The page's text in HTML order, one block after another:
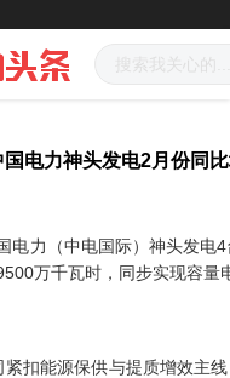
国电力神头发电2月份同
力（中电国际）神头发电4
万千瓦时，同步实现容量
能源保供与提质增效主线